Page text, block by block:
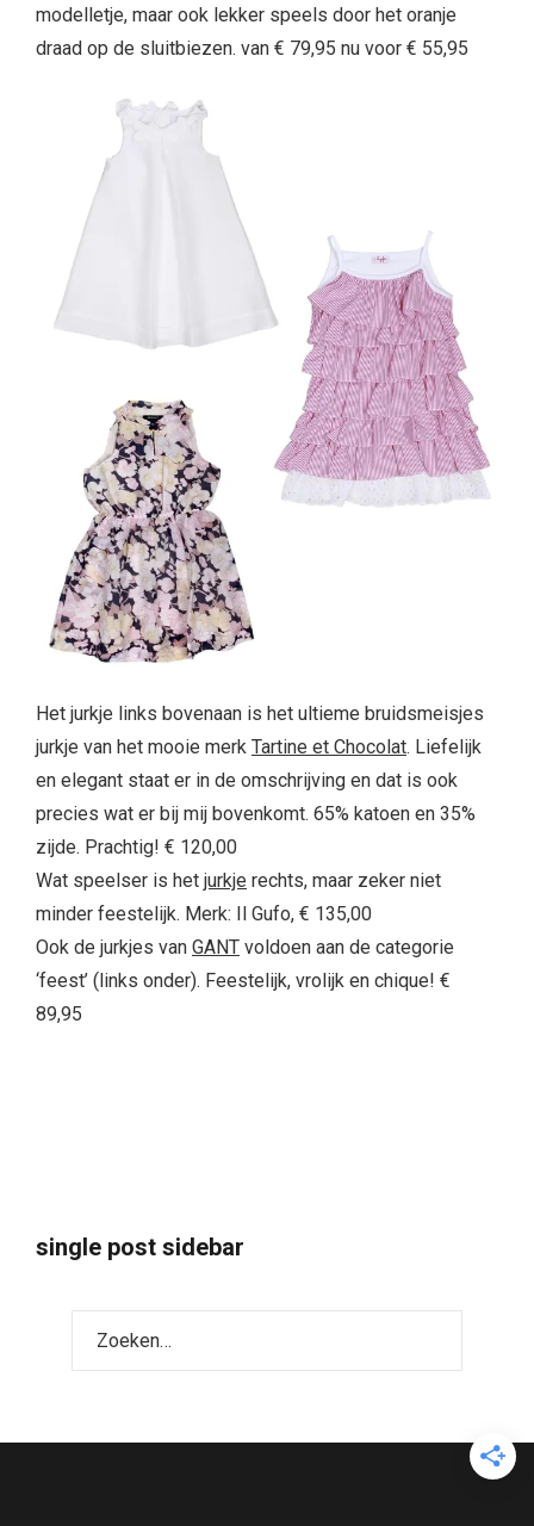
modelletje, maar ook lekker speels door het oranje
draad op de sluitbiezen. van € 79,95 nu voor € 55,95
Het jurkje links bovenaan is het ultieme bruidsmeisjes
jurkje van het mooie merk Tartine et Chocolat. Liefelijk
en elegant staat er in de omschrijving en dat is ook
precies wat er bij mij bovenkomt. 65% katoen en 35%
zijde. Prachtig! € 120,00
Wat speelser is het jurkje rechts, maar zeker niet
minder feestelijk. Merk: Il Gufo, € 135,00
Ook de jurkjes van GANT voldoen aan de categorie
‘feest’ (links onder). Feestelijk, vrolijk en chique! €
89,95
single post sidebar